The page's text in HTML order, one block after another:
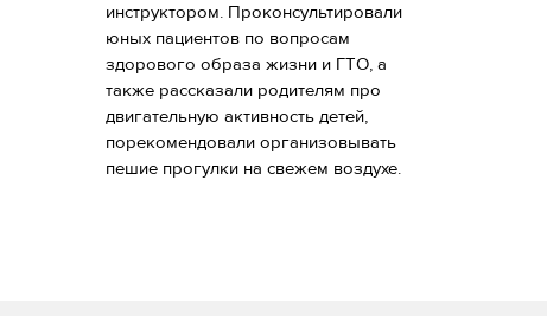
инструктором. Проконсультировали
юных пациентов по вопросам
здорового образа жизни и ГТО, а
также рассказали родителям про
двигательную активность детей,
порекомендовали организовывать
пешие прогулки на свежем воздухе.